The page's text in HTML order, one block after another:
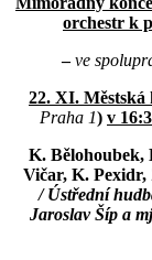
orchestr k
–ve
22. XI. Městská
Praha 1) v
K. Bělohoubek,
Vičar, K.
/ Ústřední
Jaroslav Šíp a